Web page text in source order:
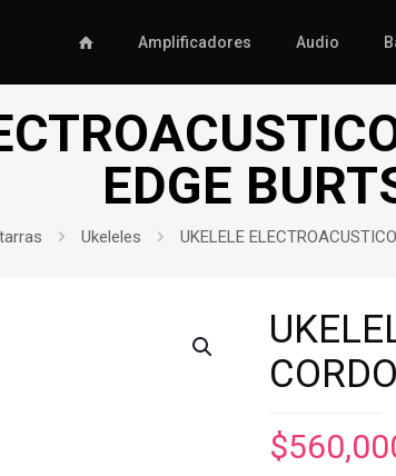
Amplificadores Audio
EDGE
Ukeleles UKELELE
$